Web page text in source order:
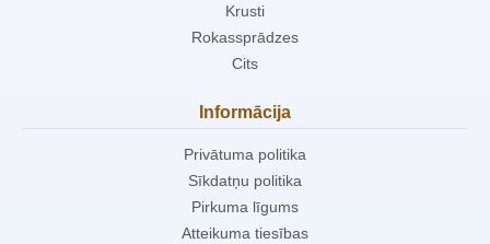
Krusti
Rokassprādzes
Cits
Informācija
Privātuma politika
Sīkdatņu politika
Pirkuma līgums
Atteikuma tiesības